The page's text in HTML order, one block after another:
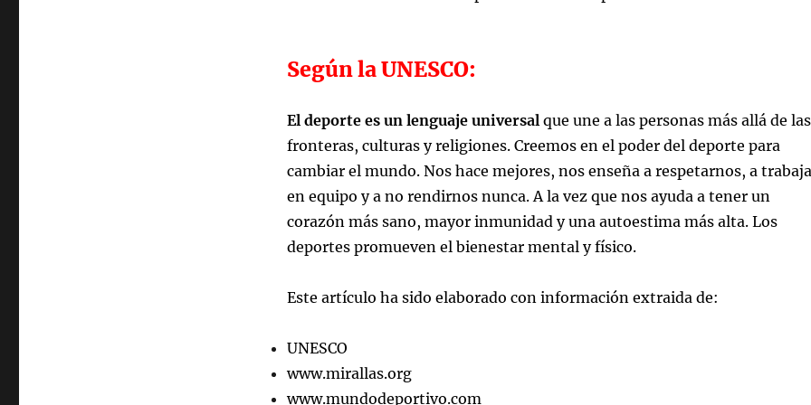
Según la UNESCO:
El deporte es un lenguaje universal que une a las personas más allá de las
fronteras, culturas y religiones. Creemos en el poder del deporte para
cambiar el mundo. Nos hace mejores, nos enseña a respetarnos, a
en equipo y a no rendirnos nunca. A la vez que nos ayuda a tener un
corazón más sano, mayor inmunidad y una autoestima más alta. Los
deportes promueven el bienestar mental y físico.
Este artículo ha sido elaborado con información extraida de:
UNESCO
www.mirallas.org
www.mundodeportivo.com